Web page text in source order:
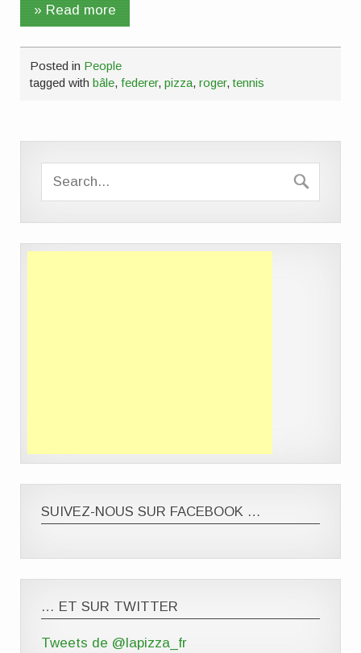
» Read more
Posted in People
tagged withbâle,federer,pizza,roger,tennis
SUIVEZ-NOUS SUR FACEBOOK …
… ET SUR TWITTER
Tweets de @lapizza_fr